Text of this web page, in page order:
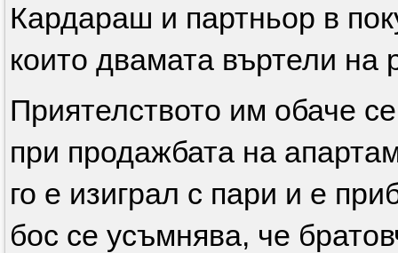
Кардараш и партньор в
които двамата въртели на
Приятелството им обаче
при продажбата на
го е изиграл с пари и е
бос се усъмнява, че